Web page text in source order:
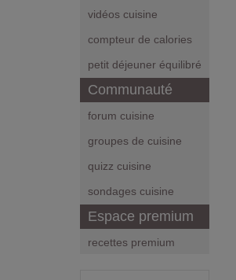
vidéos cuisine
compteur de calories
petit déjeuner équilibré
Communauté
forum cuisine
groupes de cuisine
quizz cuisine
sondages cuisine
Espace premium
recettes premium